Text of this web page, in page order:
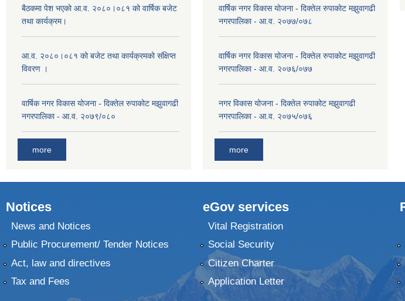
बैठकमा पेश भएको आ.व. २०८०।०८१ को वार्षिक बजेट
तथा कार्यक्रम।
आ.व. २०८०।०८१ को बजेट तथा कार्यक्रमको संक्षिप्त
विवरण ।
वार्षिक नगर विकास योजना - दिक्तेल रुपाकोट मझुवागढी
नगरपालिका - आ.व. २०७९/०८०
more
वार्षिक नगर विकास योजना - दिक्तेल रुपाकोट मझुवागढी
नगरपालिका - आ.व. २०७७/०७८
वार्षिक नगर विकास योजना - दिक्तेल रुपाकोट मझुवागढी
नगरपालिका - आ.व. २०७६/०७७
नगर विकास योजना - दिक्तेल रुपाकोट मझुवागढी
नगरपालिका - आ.व. २०७५/०७६
more
Notices
News and Notices
Public Procurement/ Tender Notices
Act, law and directives
Tax and Fees
eGov services
Vital Registration
Social Security
Citizen Charter
Application Letter